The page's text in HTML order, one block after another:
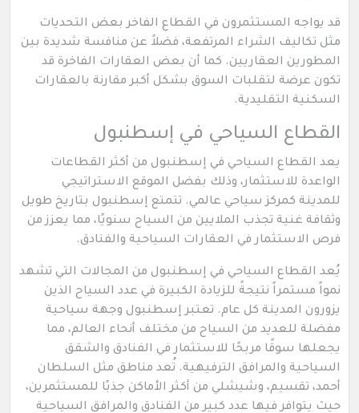
قد يواجه المستثمرون في القطاع الفاخر بعض التحديات
مثل تكاليف الشراء المرتفعة، فضلاً عن منافسة شديدة بين
المطورين العقاريين. كما أن بعض العقارات الفاخرة قد
تكون عرضة لتقلبات السوق بشكل أكبر مقارنة بالعقارات
السكنية التقليدية.
القطاع السياحي في إسطنبول
يعد القطاع السياحي في إسطنبول من أكثر القطاعات
الواعدة للاستثمار، وذلك بفضل الموقع الاستراتيجي
للمدينة كمركز سياحي عالمي. تتمتع إسطنبول بتاريخ طويل
وثقافة غنية تجذب الملايين من السياح سنويًا، مما يعزز من
فرص الاستثمار في العقارات السياحية والفنادق.
يُعد القطاع السياحي في إسطنبول من المجالات التي تشهد
نمواً مستمراً نتيجةً للزيادة الكبيرة في عدد السياح الذين
يزورون المدينة كل عام. تعتبر إسطنبول وجهة سياحية
مفضلة للعديد من السياح من مختلف أنحاء العالم، مما
يجعلها سوقًا مربحًا للاستثمار في الفنادق والشقق
السياحية والمرافق الترفيهية. تُعد مناطق مثل السلطان
أحمد، تقسيم، وشيشلي من أكثر الأماكن جذبًا للمستثمرين،
حيث يتوافر فيها عدد كبير من الفنادق والمرافق السياحية